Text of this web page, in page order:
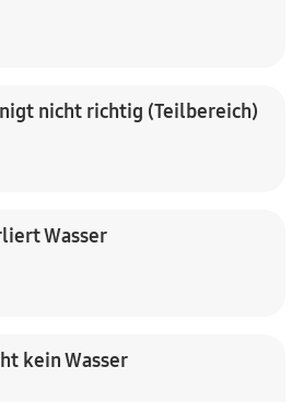
nicht richtig (Teilbereich)
Wasser
kein Wasser